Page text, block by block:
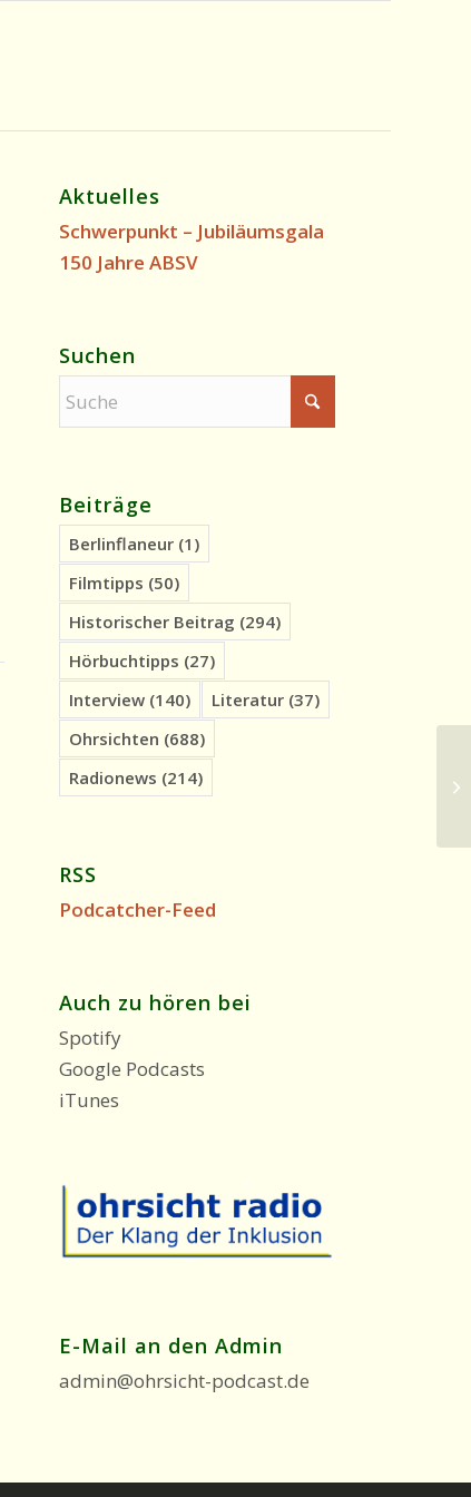
Aktuelles
Schwerpunkt – Jubiläumsgala
150 Jahre ABSV
Suchen
Beiträge
Berlinflaneur (1)
Filmtipps (50)
Historischer Beitrag (294)
Hörbuchtipps (27)
Interview (140) Literatur (37)
Ohrsichten (688)
Radionews (214)
RSS
Podcatcher-Feed
Auch zu hören bei
Spotify
Google Podcasts
iTunes
E-Mail an den Admin
admin@ohrsicht-podcast.de